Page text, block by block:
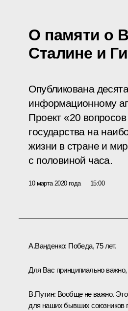
О памяти о
Сталине и
Опубликована
информационному
Проект «20
государства на
жизни в стране и
с половиной часа.
10 марта 2020 года 15:00
А.Ванденко: Победа, 75 лет.
Для Вас принципиально
В.Путин: Вообще не важно.
для наших бывших союзников